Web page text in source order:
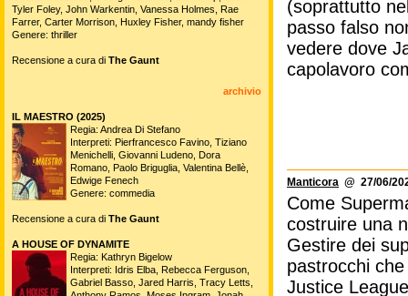
(soprattutto
passo falso
vedere dove
capolavoro
Manticora @ 27/06/
Come
costruire una
Gestire dei
pastrocchi
Justice
Tyler Foley, John Warkentin, Vanessa Holmes, Rae
Farrer, Carter Morrison, Huxley Fisher, mandy fisher
Genere: thriller
Recensione a cura di The Gaunt
archivio
IL MAESTRO (2025)
Regia: Andrea Di Stefano
Interpreti: Pierfrancesco Favino, Tiziano
Menichelli, Giovanni Ludeno, Dora
Romano, Paolo Briguglia, Valentina Bellè,
Edwige Fenech
Genere: commedia
Recensione a cura di The Gaunt
A HOUSE OF DYNAMITE
Regia: Kathryn Bigelow
Interpreti: Idris Elba, Rebecca Ferguson,
Gabriel Basso, Jared Harris, Tracy Letts,